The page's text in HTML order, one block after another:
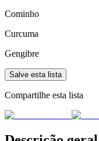
Cominho
Curcuma
Gengibre
Salve esta lista
Compartilhe esta lista